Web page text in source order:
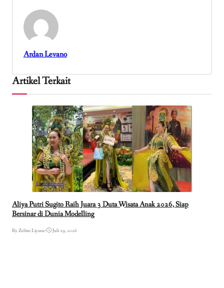
Ardan Levano
Artikel Terkait
Entertainment
Aliya Putri Sugito Raih Juara 3 Duta Wisata Anak 2026, Siap
Bersinar di Dunia Modelling
By Zeline Liyana• Juli 29, 2026